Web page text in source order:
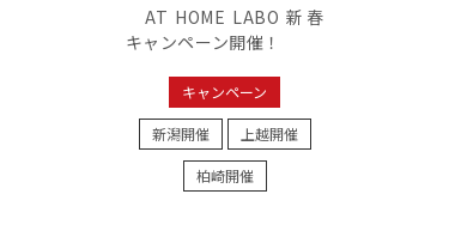
AT HOME LABO 新春
キャンペーン開催！
キャンペーン
新潟開催 上越開催
柏崎開催